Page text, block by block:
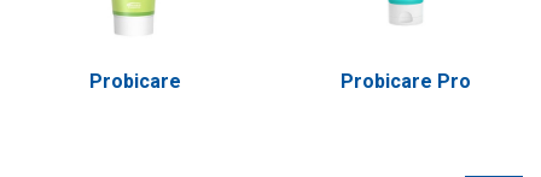
Probicare Probicare Pro